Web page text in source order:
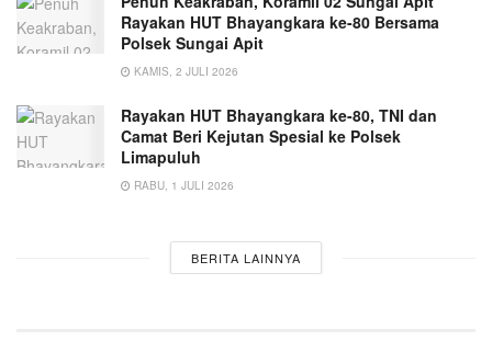
Rayakan HUT Bhayangkara ke-80 Bersama
Polsek Sungai Apit
KAMIS, 2 JULI 2026
Rayakan HUT Bhayangkara ke-80, TNI dan
Camat Beri Kejutan Spesial ke Polsek
Limapuluh
RABU, 1 JULI 2026
BERITA LAINNYA